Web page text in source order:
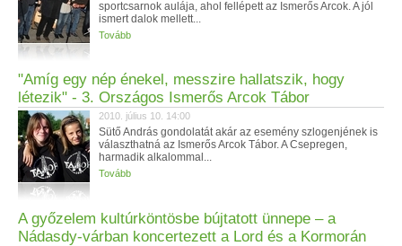
sportcsarnok aulája, ahol fellépett az Ismerős Arcok. A jól
ismert dalok mellett...
Tovább
‎"Amíg egy nép énekel, messzire hallatszik, hogy
létezik" - 3. Országos Ismerős Arcok Tábor
2010. július 10. 14:00
Sütő András gondolatát akár az esemény szlogenjének is
választhatná az Ismerős Arcok Tábor. A Csepregen,
harmadik alkalommal...
Tovább
A győzelem kultúrköntösbe bújtatott ünnepe – a
Nádasdy-várban koncertezett a Lord és a Kormorán